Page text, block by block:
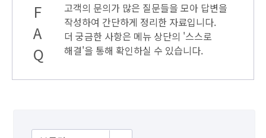
F
A
Q
고객의 문의가 많은 질문들을 모아 답변을
작성하여 간단하게 정리한 자료입니다.
더 궁금한 사항은 메뉴 상단의 '스스로
해결'을 통해 확인하실 수 있습니다.